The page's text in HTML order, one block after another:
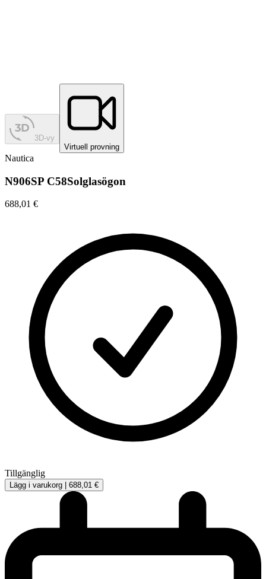
3D-vy
Virtuell provning
Nautica
N906SP C58Solglasögon
688,01 €
Tillgänglig
Lägg i varukorg | 688,01 €